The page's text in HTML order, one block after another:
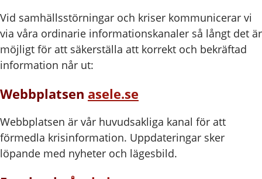
Vid samhällsstörningar och kriser kommunicerar vi
via våra ordinarie informationskanaler så långt det är
möjligt för att säkerställa att korrekt och bekräftad
information når ut:
Webbplatsen asele.se
Webbplatsen är vår huvudsakliga kanal för att
förmedla krisinformation. Uppdateringar sker
löpande med nyheter och lägesbild.